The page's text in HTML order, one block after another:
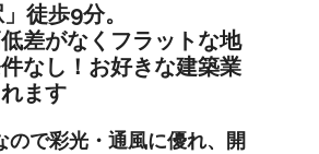
徒歩9分。
差がなくフラットな地
なし！お好きな建築業
ます
ので彩光・通風に優れ、開